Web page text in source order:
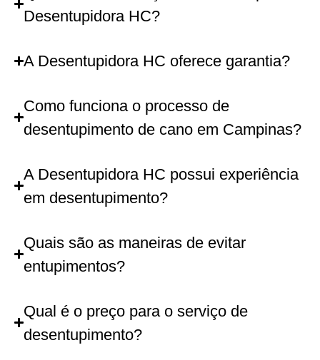
Desentupidora HC?
A Desentupidora HC oferece garantia?
Como funciona o processo de
desentupimento de cano em Campinas?
A Desentupidora HC possui experiência
em desentupimento?
Quais são as maneiras de evitar
entupimentos?
Qual é o preço para o serviço de
desentupimento?